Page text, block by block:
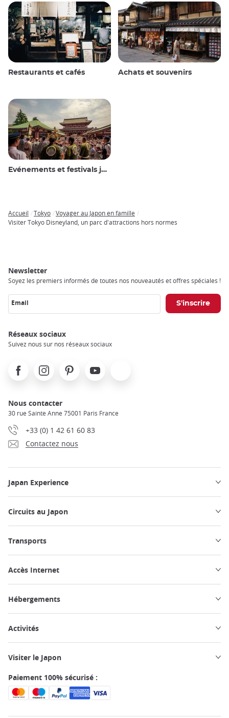
Restaurants et cafés Achats et souvenirs
Evénements et festivals japonais
Breadcrumb
Accueil Tokyo
Voyager au Japon en famille
Visiter Tokyo Disneyland, un parc d'attractions hors normes
Newsletter
Soyez les premiers informés de toutes nos nouveautés et offres spéciales !
Email
Réseaux sociaux
Suivez nous sur nos réseaux sociaux
FacebookInstagramPinterest Youtube
Nous contacter
30 rue Sainte Anne 75001 Paris France
+33 (0) 1 42 61 60 83
Contactez nous
Japan Experience
Circuits au Japon
Transports
Accès Internet
Hébergements
Activités
Visiter le Japon
Paiement 100% sécurisé :